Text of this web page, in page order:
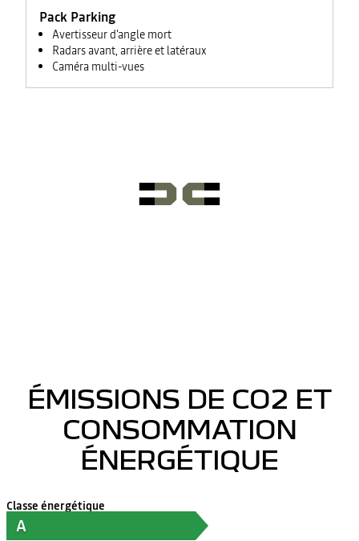
Pack Parking
Avertisseur d'angle mort
Radars avant, arrière et latéraux
Caméra multi-vues
ÉMISSIONS DE CO2 ET
CONSOMMATION
ÉNERGÉTIQUE
Classe énergétique
A